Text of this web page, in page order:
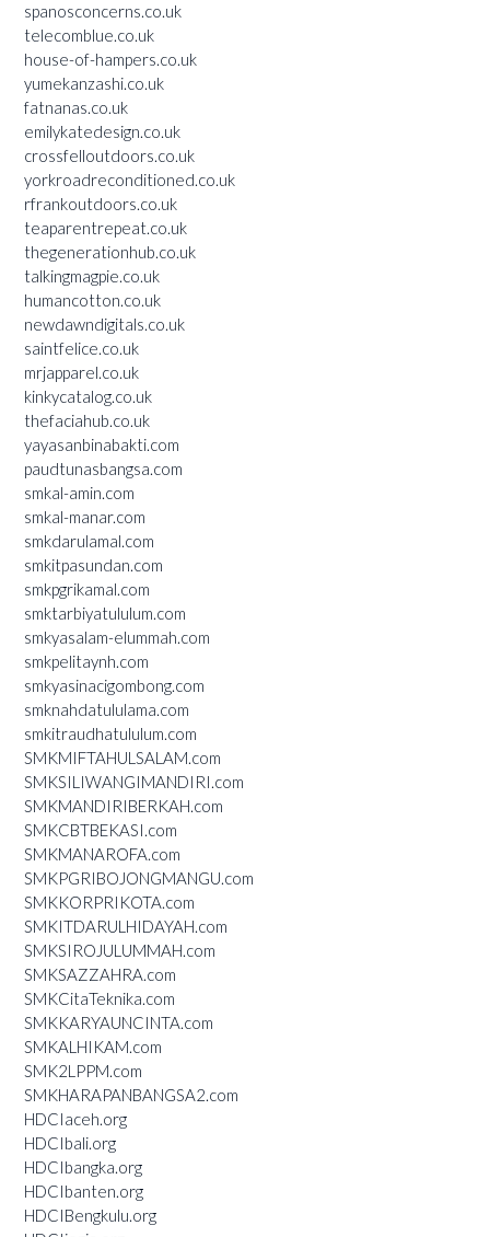
spanosconcerns.co.uk
telecomblue.co.uk
house-of-hampers.co.uk
yumekanzashi.co.uk
fatnanas.co.uk
emilykatedesign.co.uk
crossfelloutdoors.co.uk
yorkroadreconditioned.co.uk
rfrankoutdoors.co.uk
teaparentrepeat.co.uk
thegenerationhub.co.uk
talkingmagpie.co.uk
humancotton.co.uk
newdawndigitals.co.uk
saintfelice.co.uk
mrjapparel.co.uk
kinkycatalog.co.uk
thefaciahub.co.uk
yayasanbinabakti.com
paudtunasbangsa.com
smkal-amin.com
smkal-manar.com
smkdarulamal.com
smkitpasundan.com
smkpgrikamal.com
smktarbiyatululum.com
smkyasalam-elummah.com
smkpelitaynh.com
smkyasinacigombong.com
smknahdatululama.com
smkitraudhatululum.com
SMKMIFTAHULSALAM.com
SMKSILIWANGIMANDIRI.com
SMKMANDIRIBERKAH.com
SMKCBTBEKASI.com
SMKMANAROFA.com
SMKPGRIBOJONGMANGU.com
SMKKORPRIKOTA.com
SMKITDARULHIDAYAH.com
SMKSIROJULUMMAH.com
SMKSAZZAHRA.com
SMKCitaTeknika.com
SMKKARYAUNCINTA.com
SMKALHIKAM.com
SMK2LPPM.com
SMKHARAPANBANGSA2.com
HDCIaceh.org
HDCIbali.org
HDCIbangka.org
HDCIbanten.org
HDCIBengkulu.org